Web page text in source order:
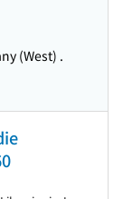
(West) .